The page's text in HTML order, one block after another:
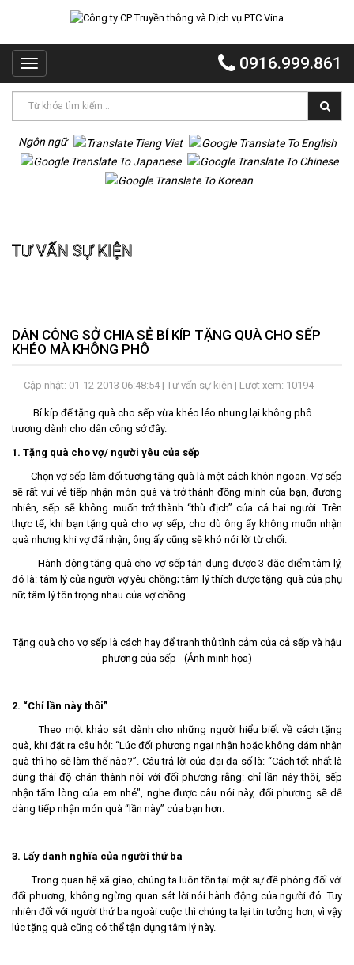
Toggle
navigation
0916.999.861
PTC
PTC
EVENT
PTC
VOI
DỰ
ÁN
HỆ
Ngôn ngữ
TƯ VẤN SỰ KIỆN
DÂN CÔNG SỞ CHIA SẺ BÍ KÍP TẶNG QUÀ CHO SẾP
KHÉO MÀ KHÔNG PHÔ
Cập nhật: 01-12-2013 06:48:54 | Tư vấn sự kiện | Lượt xem: 10194
Bí kíp để tặng quà cho sếp vừa khéo léo nhưng lại không phô
trương dành cho dân công sở đây.
1. Tặng quà cho vợ/ người yêu của sếp
Chọn vợ sếp làm đối tượng tặng quà là một cách khôn ngoan. Vợ sếp
sẽ rất vui vẻ tiếp nhận món quà và trở thành đồng minh của bạn, đương
nhiên, sếp sẽ không muốn trở thành “thù địch” của cả hai người. Trên
thực tế, khi bạn tặng quà cho vợ sếp, cho dù ông ấy không muốn nhận
quà nhưng khi vợ đã nhận, ông ấy cũng sẽ khó nói lời từ chối.
Hành động tặng quà cho vợ sếp tận dụng được 3 đặc điểm tâm lý,
đó là: tâm lý của người vợ yêu chồng; tâm lý thích được tặng quà của phụ
nữ; tâm lý tôn trọng nhau của vợ chồng.
Tặng quà cho vợ sếp là cách hay để tranh thủ tình cảm của cả sếp và hậu
phương của sếp - (Ảnh minh họa)
2. “Chỉ lần này thôi”
Theo một khảo sát dành cho những người hiểu biết về cách tặng
quà, khi đặt ra câu hỏi: “Lúc đối phương ngại nhận hoặc không dám nhận
quà thì họ sẽ làm thế nào?”. Câu trả lời của đại đa số là: “Cách tốt nhất là
dùng thái độ chân thành nói với đối phương rằng: chỉ lần này thôi, sếp
nhận tấm lòng của em nhé", nghe được câu nói này, đối phương sẽ dễ
dàng tiếp nhận món quà “lần này” của bạn hơn.
3. Lấy danh nghĩa của người thứ ba
Trong quan hệ xã giao, chúng ta luôn tồn tại một sự đề phòng đối với
đối phương, không ngừng quan sát lời nói hành động của người đó. Tuy
nhiên đối với người thứ ba ngoài cuộc thì chúng ta lại tin tưởng hơn, vì vậy
lúc tặng quà cũng có thể tận dụng tâm lý này.